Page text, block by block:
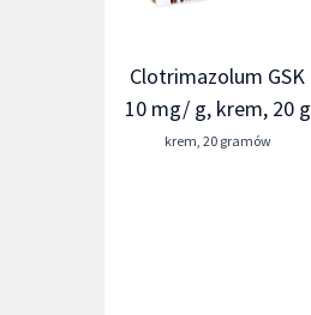
Clotrimazolum GSK
10 mg/ g, krem, 20 g
krem, 20 gramów